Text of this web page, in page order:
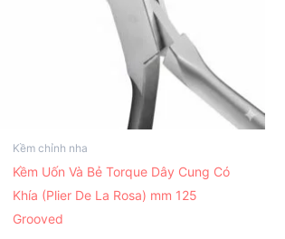
Kềm chỉnh nha
Kềm Uốn Và Bẻ Torque Dây Cung Có
Khía (Plier De La Rosa) mm 125
Grooved